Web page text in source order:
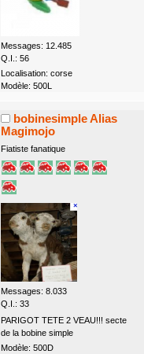
Messages: 12.485
Q.I.: 56
Localisation: corse
Modèle: 500L
bobinesimple Alias
Magimojo
Fiatiste fanatique
Messages: 8.033
Q.I.: 33
PARIGOT TETE 2 VEAU!!! secte
de la bobine simple
Modèle: 500D